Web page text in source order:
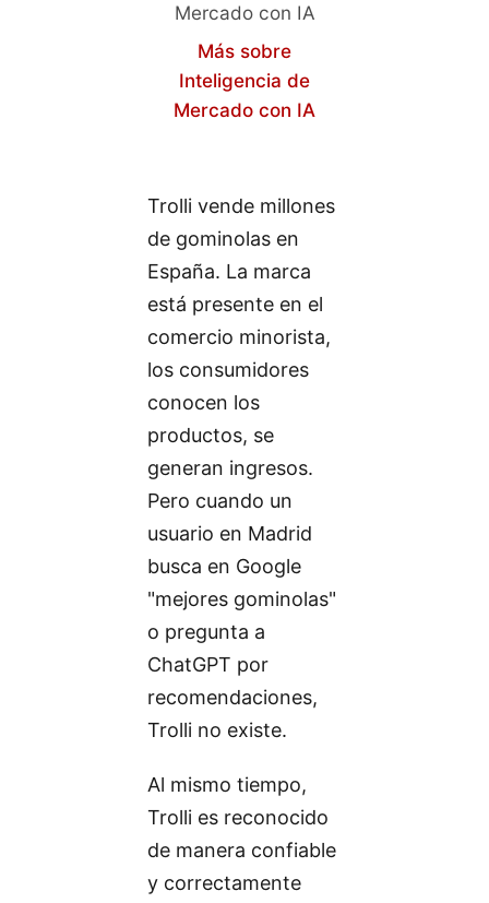
Mercado con IA
Más sobre
Inteligencia de
Mercado con IA
Trolli vende millones
de gominolas en
España. La marca
está presente en el
comercio minorista,
los consumidores
conocen los
productos, se
generan ingresos.
Pero cuando un
usuario en Madrid
busca en Google
"mejores gominolas"
o pregunta a
ChatGPT por
recomendaciones,
Trolli no existe.
Al mismo tiempo,
Trolli es reconocido
de manera confiable
y correctamente